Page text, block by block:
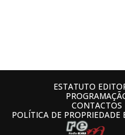
ESTATUTO
CONTACTOS
POLÍTICA DE PROPRIEDADE